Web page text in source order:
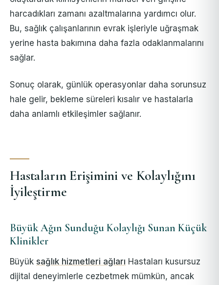
harcadıkları zamanı azaltmalarına yardımcı olur.
Bu, sağlık çalışanlarının evrak işleriyle uğraşmak
yerine hasta bakımına daha fazla odaklanmalarını
sağlar.
Sonuç olarak, günlük operasyonlar daha sorunsuz
hale gelir, bekleme süreleri kısalır ve hastalarla
daha anlamlı etkileşimler sağlanır.
Hastaların Erişimini ve Kolaylığını
İyileştirme
Büyük Ağın Sunduğu Kolaylığı Sunan Küçük
Klinikler
Büyük sağlık hizmetleri ağları Hastaları kusursuz
dijital deneyimlerle cezbetmek mümkün, ancak